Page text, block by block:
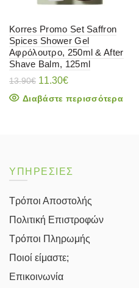
Korres Promo Set Saffron
Spices Shower Gel
Αφρόλουτρο, 250ml & After
Shave Balm, 125ml
13.90€ Original
was:
11.30€Η
τιμή
Διαβάστε περισσότερα
ΥΠΗΡΕΣΙΕΣ
Τρόποι Αποστολής
Πολιτική Επιστροφών
Τρόποι Πληρωμής
Ποιοί είμαστε;
Επικοινωνία